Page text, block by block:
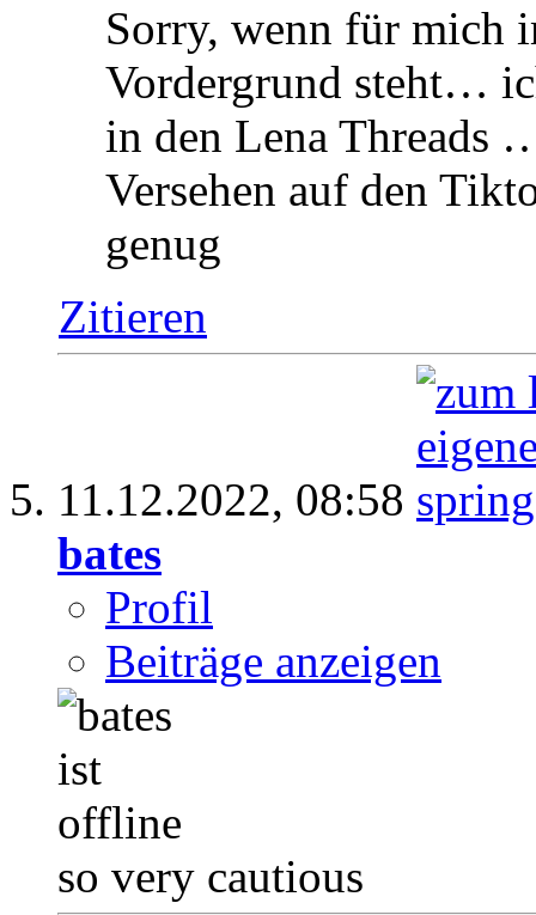
Sorry, wenn für mich
Vordergrund steht…
in den Lena Threads
Versehen auf den
genug
Zitieren
11.12.2022, 08:58
bates
Profil
Beiträge anzeigen
so very cautious